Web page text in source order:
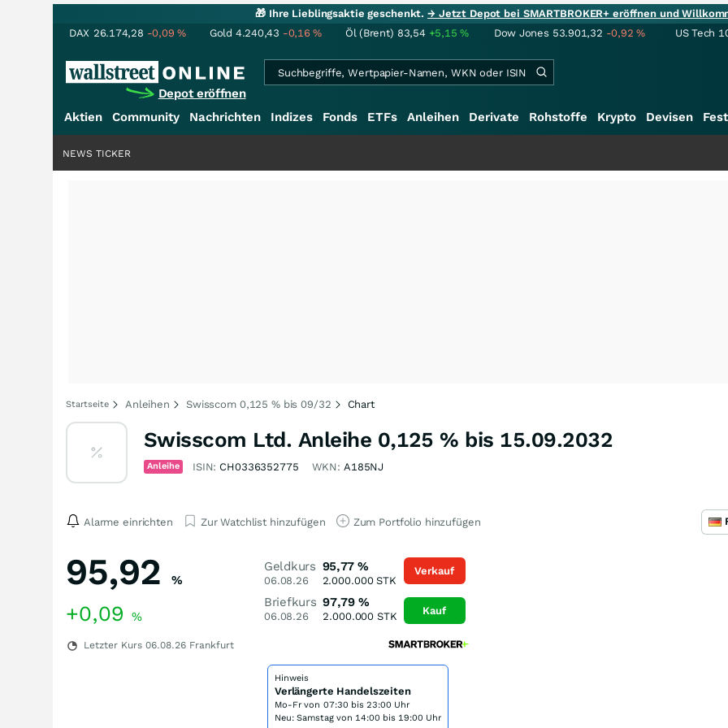
🎁 Ihre Lieblingsaktie geschenkt.→ Jetzt Depot bei SMARTBROKER+ eröffnen und
DAX 26.174,28 -0,09% Gold 4.240,43 -0,16% Öl (Brent) 83,54 +5,15% Dow Jones 53.901,32 -0,92% US Tech
Depot eröffnen
Aktien Community Nachrichten Indizes Fonds ETFs Anleihen Derivate Rohstoffe Krypto Devisen
NEWS TICKER
Startseite Anleihen Swisscom 0,125 % bis 09/32 Chart
Swisscom Ltd. Anleihe 0,125 % bis 15.09.2032
Anleihe ISIN: CH0336352775 WKN: A185NJ
Alarme einrichten Zur Watchlist hinzufügen Zum Portfolio hinzufügen
95,92 %
+0,09 %
Letzter Kurs 06.08.26 Frankfurt
Geldkurs
06.08.26
95,77 %
2.000.000STK
Briefkurs
06.08.26
97,79 %
2.000.000 STK
Verkauf
Kauf
Hinweis
Verlängerte Handelszeiten
Mo-Fr von 07:30 bis 23:00 Uhr
Neu: Samstag von 14:00 bis 19:00 Uhr